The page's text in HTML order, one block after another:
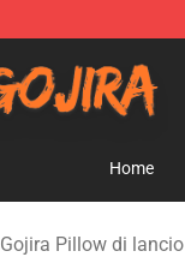
Home
Gojira Pillow di lancio